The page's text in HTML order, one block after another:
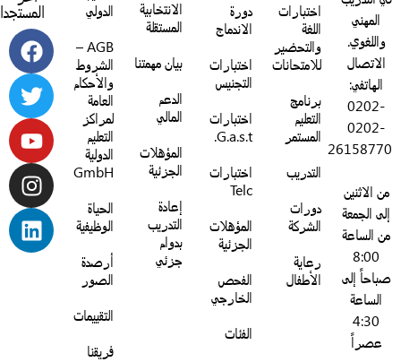
المهني
واللغوي.
الاتصال
الهاتفي:
0202-
0202-
الاثنين
الجمعة
الساعة
8:00
إلى
الساعة
4:30
عصراً
اختبارات
اللغة
والتحضير
للامتحانات
برنامج
التعليم
المستمر
التدريب
دورات
الشركة
رعاية
الأطفال
دورة
الاندماج
اختبارات
التجنيس
اختبارات
G.a.s.t.
اختبارات
Telc
المؤهلات
الجزئية
الفحص
الخارجي
الفئات
الانتخابية
المستقلة
بيان مهمتنا
الدعم
المالي
المؤهلات
الجزئية
إعادة
التدريب
بدوام
جزئي
الدولي
AGB –
الشروط
والأحكام
العامة
لمراكز
التعليم
الدولية
GmbH
الحياة
الوظيفية
أرصدة
الصور
التقييمات
فريقنا
المستجدات: